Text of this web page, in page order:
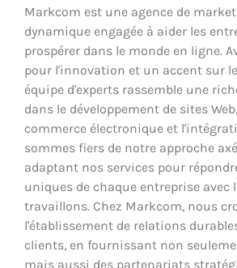
Markcom est une agence de
dynamique engagée à aider les
prospérer dans le monde en ligne.
pour l'innovation et un accent sur
équipe d'experts rassemble une
dans le développement de sites
commerce électronique et
sommes fiers de notre approche
adaptant nos services pour
uniques de chaque entreprise avec
travaillons. Chez Markcom, nous
l'établissement de relations
clients, en fournissant non
mais aussi des partenariats